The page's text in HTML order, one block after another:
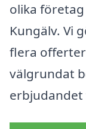
olika
Kungälv. Vi
flera
välgrundat